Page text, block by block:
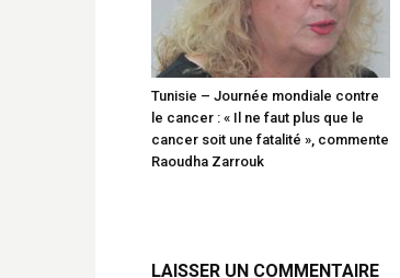
Tunisie – Journée mondiale contre
le cancer : « Il ne faut plus que le
cancer soit une fatalité », commente
Raoudha Zarrouk
LAISSER UN COMMENTAIRE